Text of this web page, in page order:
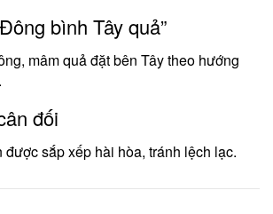
bình Tây quả”
mâm quả đặt bên Tây theo hướng
đối
được sắp xếp hài hòa, tránh lệch lạc.